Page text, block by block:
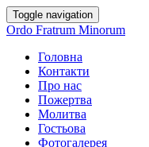
Toggle navigation
Ordo Fratrum Minorum
Головна
Контакти
Про нас
Пожертва
Молитва
Гостьова
Фотогалерея